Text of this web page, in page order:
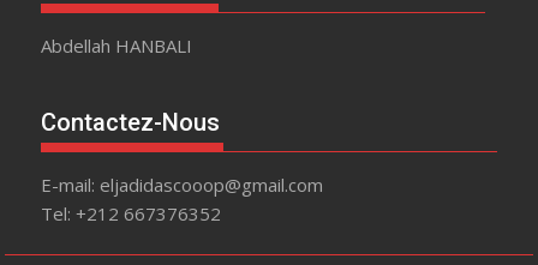
Abdellah HANBALI
Contactez-Nous
E-mail: eljadidascooop@gmail.com
Tel: +212 667376352